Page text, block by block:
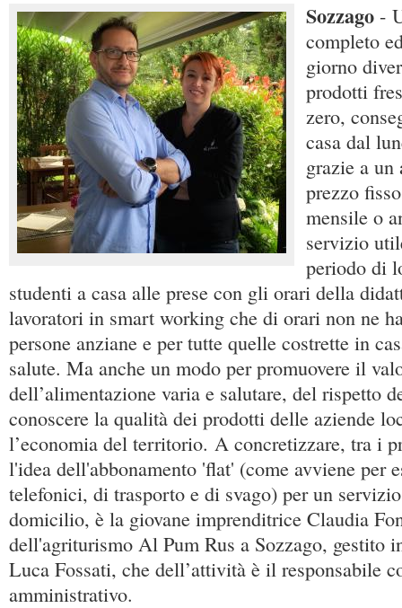
Sozzago -
completo
giorno
prodotti
zero,
casa dal
grazie a un
prezzo
mensile o
servizio
periodo di
studenti a casa alle prese con gli orari della
lavoratori in smart working che di orari non ne
persone anziane e per tutte quelle costrette in
salute. Ma anche un modo per promuovere il
dell’alimentazione varia e salutare, del rispetto
conoscere la qualità dei prodotti delle aziende
l’economia del territorio. A concretizzare, tra i
l'idea dell'abbonamento 'flat' (come avviene per
telefonici, di trasporto e di svago) per un
domicilio, è la giovane imprenditrice Claudia
dell'agriturismo Al Pum Rus a Sozzago, gestito
Luca Fossati, che dell’attività è il responsabile
amministrativo.